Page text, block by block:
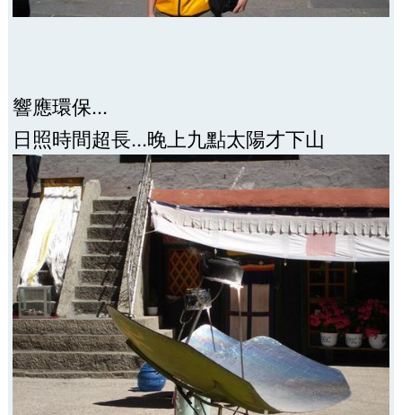
響應環保...
日照時間超長...晚上九點太陽才下山